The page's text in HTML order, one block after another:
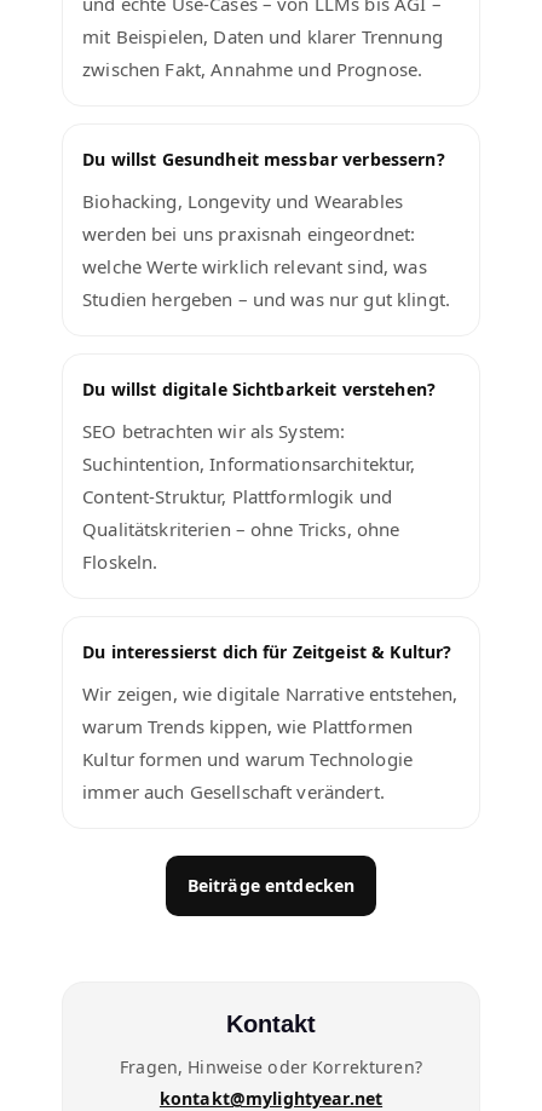
mit Beispielen, Daten und klarer Trennung
zwischen Fakt, Annahme und Prognose.
Du willst Gesundheit messbar verbessern?
Biohacking, Longevity und Wearables
werden bei uns praxisnah eingeordnet:
welche Werte wirklich relevant sind, was
Studien hergeben – und was nur gut klingt.
Du willst digitale Sichtbarkeit verstehen?
SEO betrachten wir als System:
Suchintention, Informationsarchitektur,
Content-Struktur, Plattformlogik und
Qualitätskriterien – ohne Tricks, ohne
Floskeln.
Du interessierst dich für Zeitgeist & Kultur?
Wir zeigen, wie digitale Narrative entstehen,
warum Trends kippen, wie Plattformen
Kultur formen und warum Technologie
immer auch Gesellschaft verändert.
Beiträge entdecken
Kontakt
Fragen, Hinweise oder Korrekturen?
kontakt@mylightyear.net